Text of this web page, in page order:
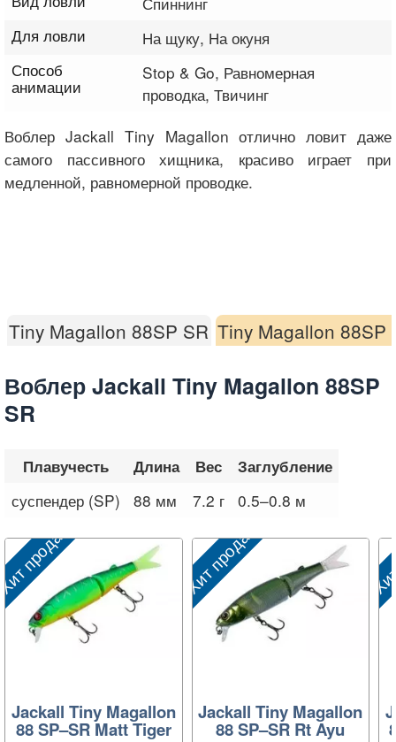
Для ловли
На щуку, На окуня
Способ
анимации
Stop & Go, Равномерная
проводка, Твичинг
Воблер Jackall Tiny Magallon отлично ловит даже
самого пассивного хищника, красиво играет при
медленной, равномерной проводке.
Tiny Magallon 88SP SR Tiny Magallon 88SP
Воблер Jackall Tiny Magallon 88SP
SR
Плавучесть Длина Вес Заглубление
суспендер (SP) 88 мм 7.2 г 0.5–0.8 м
продаж
Jackall Tiny Magallon
88 SP–SR Matt Tiger
Хит продаж
Jackall Tiny Magallon
88 SP–SR Rt Ayu